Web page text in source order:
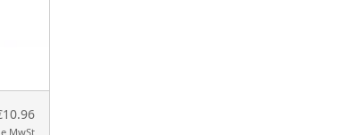
MwSt